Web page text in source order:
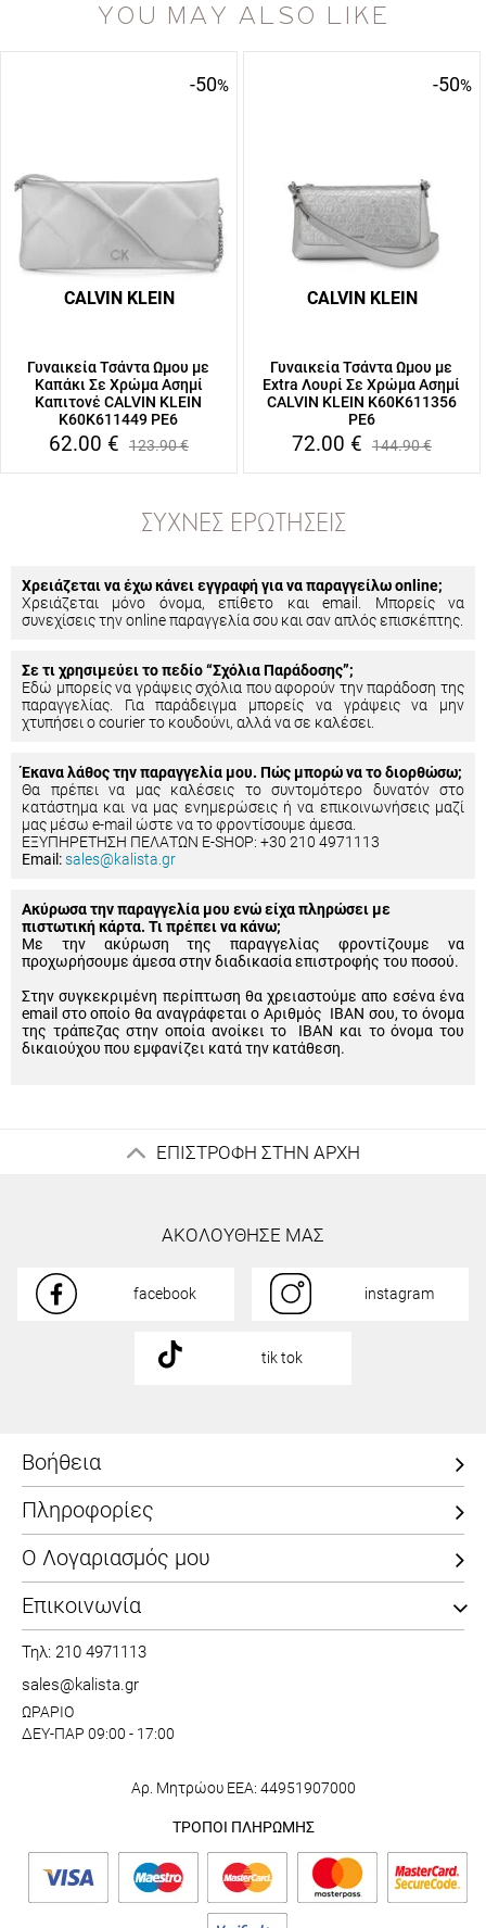
YOU MAY ALSO LIKE
-50%
CALVIN KLEIN
Γυναικεία Τσάντα Ωμου με
Καπάκι Σε Χρώμα Ασημί
Καπιτονέ CALVIN KLEIN
K60K611449 PE6
62.00 € 123.90€
-50%
CALVIN KLEIN
Γυναικεία Τσάντα Ωμου με
Extra Λουρί Σε Χρώμα Ασημί
CALVIN KLEIN K60K611356
PE6
72.00 € 144.90€
ΣΥΧΝΈΣ ΕΡΩΤΉΣΕΙΣ
Χρειάζεται να έχω κάνει εγγραφή για να παραγγείλω online;
Χρειάζεται μόνο όνομα, επίθετο και email. Μπορείς να
συνεχίσεις την online παραγγελία σου και σαν απλός επισκέπτης.
Σε τι χρησιμεύει το πεδίο “Σχόλια Παράδοσης”;
Εδώ μπορείς να γράψεις σχόλια που αφορούν την παράδοση της
παραγγελίας. Για παράδειγμα μπορείς να γράψεις να μην
χτυπήσει ο courier το κουδούνι, αλλά να σε καλέσει.
Έκανα λάθος την παραγγελία μου. Πώς μπορώ να το διορθώσω;
Θα πρέπει να μας καλέσεις το συντομότερο δυνατόν στο
κατάστημα και να μας ενημερώσεις ή να επικοινωνήσεις μαζί
μας μέσω e-mail ώστε να το φροντίσουμε άμεσα.
ΕΞΥΠΗΡΕΤΗΣΗ ΠΕΛΑΤΩΝ E-SHOP: +30 210 4971113
Email:sales@kalista.gr
Ακύρωσα την παραγγελία μου ενώ είχα πληρώσει με
πιστωτική κάρτα. Τι πρέπει να κάνω;
Με την ακύρωση της παραγγελίας φροντίζουμε να
προχωρήσουμε άμεσα στην διαδικασία επιστροφής του ποσού.
Στην συγκεκριμένη περίπτωση θα χρειαστούμε απο εσένα ένα
email στο οποίο θα αναγράφεται ο Αριθμός IBAN σου, το όνομα
της τράπεζας στην οποία ανοίκει το IBAN και το όνομα του
δικαιούχου που εμφανίζει κατά την κατάθεση.
ΕΠΙΣΤΡΟΦΗ ΣΤΗΝ ΑΡΧΗ
ΑΚΟΛΟΥΘΗΣΕ ΜΑΣ
facebook instagram
tik tok
Βοήθεια
Πληροφορίες
Ο Λογαριασμός μου
Επικοινωνία
Τηλ: 210 4971113
sales@kalista.gr
ΩΡΑΡΙΟ
ΔΕΥ-ΠΑΡ 09:00 - 17:00
Αρ. Μητρώου ΕΕΑ: 44951907000
ΤΡΟΠΟΙ ΠΛΗΡΩΜΗΣ